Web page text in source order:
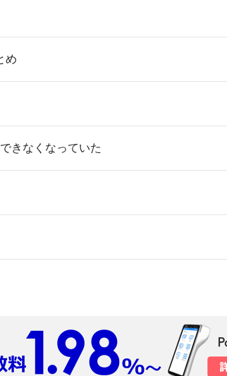
め
きなくなっていた